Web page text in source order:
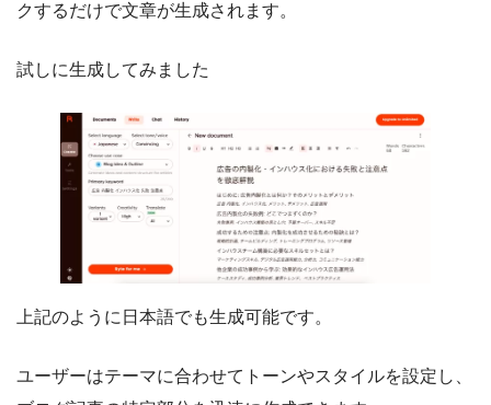
クするだけで文章が生成されます。
試しに生成してみました
上記のように日本語でも生成可能です。
ユーザーはテーマに合わせてトーンやスタイルを設定し、